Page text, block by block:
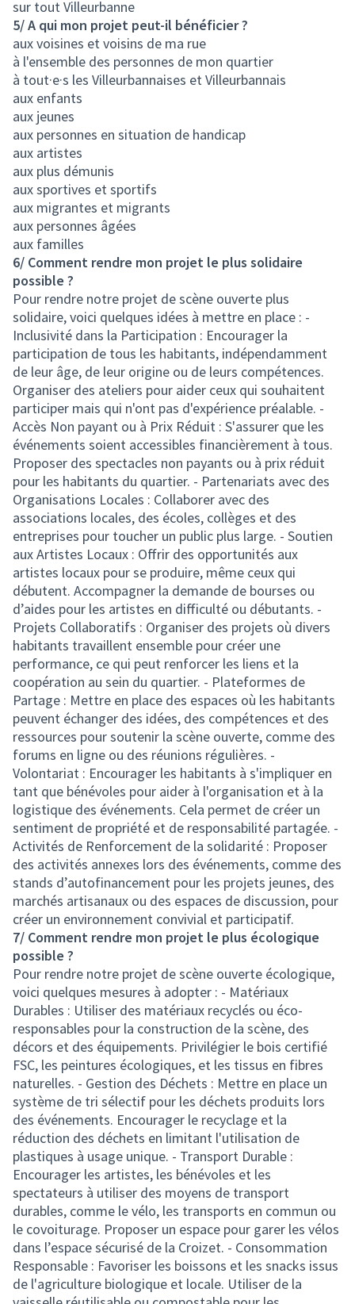
sur tout Villeurbanne
5/ A qui mon projet peut-il bénéficier ?
aux voisines et voisins de ma rue
à l'ensemble des personnes de mon quartier
à tout·e·s les Villeurbannaises et Villeurbannais
aux enfants
aux jeunes
aux personnes en situation de handicap
aux artistes
aux plus démunis
aux sportives et sportifs
aux migrantes et migrants
aux personnes âgées
aux familles
6/ Comment rendre mon projet le plus solidaire
possible ?
Pour rendre notre projet de scène ouverte plus
solidaire, voici quelques idées à mettre en place : -
Inclusivité dans la Participation : Encourager la
participation de tous les habitants, indépendamment
de leur âge, de leur origine ou de leurs compétences.
Organiser des ateliers pour aider ceux qui souhaitent
participer mais qui n'ont pas d'expérience préalable. -
Accès Non payant ou à Prix Réduit : S'assurer que les
événements soient accessibles financièrement à tous.
Proposer des spectacles non payants ou à prix réduit
pour les habitants du quartier. - Partenariats avec des
Organisations Locales : Collaborer avec des
associations locales, des écoles, collèges et des
entreprises pour toucher un public plus large. - Soutien
aux Artistes Locaux : Offrir des opportunités aux
artistes locaux pour se produire, même ceux qui
débutent. Accompagner la demande de bourses ou
d’aides pour les artistes en difficulté ou débutants. -
Projets Collaboratifs : Organiser des projets où divers
habitants travaillent ensemble pour créer une
performance, ce qui peut renforcer les liens et la
coopération au sein du quartier. - Plateformes de
Partage : Mettre en place des espaces où les habitants
peuvent échanger des idées, des compétences et des
ressources pour soutenir la scène ouverte, comme des
forums en ligne ou des réunions régulières. -
Volontariat : Encourager les habitants à s'impliquer en
tant que bénévoles pour aider à l'organisation et à la
logistique des événements. Cela permet de créer un
sentiment de propriété et de responsabilité partagée. -
Activités de Renforcement de la solidarité : Proposer
des activités annexes lors des événements, comme des
stands d’autofinancement pour les projets jeunes, des
marchés artisanaux ou des espaces de discussion, pour
créer un environnement convivial et participatif.
7/ Comment rendre mon projet le plus écologique
possible ?
Pour rendre notre projet de scène ouverte écologique,
voici quelques mesures à adopter : - Matériaux
Durables : Utiliser des matériaux recyclés ou éco-
responsables pour la construction de la scène, des
décors et des équipements. Privilégier le bois certifié
FSC, les peintures écologiques, et les tissus en fibres
naturelles. - Gestion des Déchets : Mettre en place un
système de tri sélectif pour les déchets produits lors
des événements. Encourager le recyclage et la
réduction des déchets en limitant l'utilisation de
plastiques à usage unique. - Transport Durable :
Encourager les artistes, les bénévoles et les
spectateurs à utiliser des moyens de transport
durables, comme le vélo, les transports en commun ou
le covoiturage. Proposer un espace pour garer les vélos
dans l’espace sécurisé de la Croizet. - Consommation
Responsable : Favoriser les boissons et les snacks issus
de l'agriculture biologique et locale. Utiliser de la